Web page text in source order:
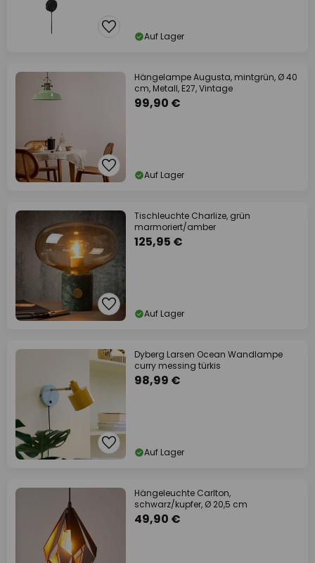
Auf Lager
Hängelampe Augusta, mintgrün, Ø 40
cm, Metall, E27, Vintage
99,90 €
Auf Lager
Tischleuchte Charlize, grün
marmoriert/amber
125,95 €
Auf Lager
Dyberg Larsen Ocean Wandlampe
curry messing türkis
98,99 €
Auf Lager
Hängeleuchte Carlton,
schwarz/kupfer, Ø 20,5 cm
49,90 €